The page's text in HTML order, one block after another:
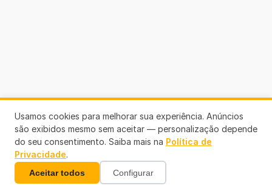
Usamos cookies para melhorar sua experiência. Anúncios
são exibidos mesmo sem aceitar — personalização depende
do seu consentimento. Saiba mais na Política de
Privacidade.
Aceitar todos Configurar